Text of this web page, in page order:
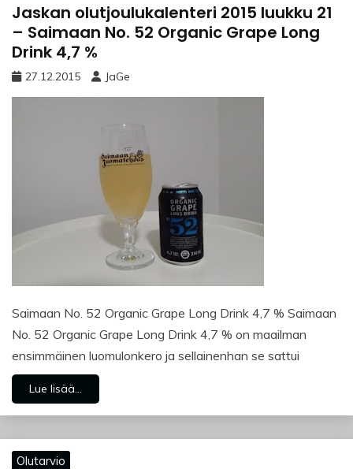
Jaskan olutjoulukalenteri 2015 luukku 21
– Saimaan No. 52 Organic Grape Long
Drink 4,7 %
27.12.2015 JaGe
Saimaan No. 52 Organic Grape Long Drink 4,7 % Saimaan
No. 52 Organic Grape Long Drink 4,7 % on maailman
ensimmäinen luomulonkero ja sellainenhan se sattui
Lue lisää...
Olutarvio